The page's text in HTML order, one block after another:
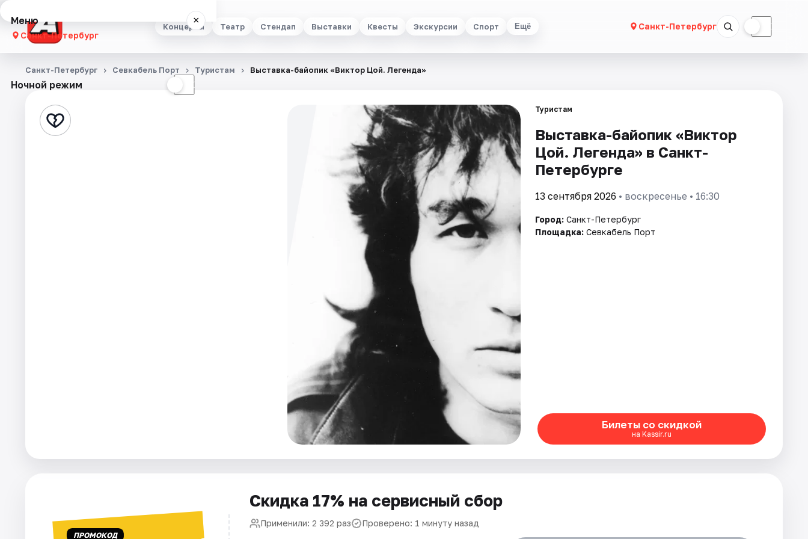
Концерты Театр Стендап Выставки Квесты Экскурсии Спорт Ещё Санкт-Петербург ☾
Меню ×
Санкт-Петербург
Концерты
Стендап
Ночной режим ☾
Санкт-Петербург Севкабель Порт Туристам Выставка-байопик «Виктор Цой. Легенда»
Туристам
Выставка-байопик «Виктор
Цой. Легенда» в Санкт-
Петербурге
13 сентября 2026 • воскресенье • 16:30
Город: Санкт-Петербург
Площадка: Севкабель Порт
Билеты со скидкой
на Kassir.ru
ПРОМОКОД
Скидка 17% на сервисный сбор
Применили: 2 392 раз Проверено: 1 минуту назад